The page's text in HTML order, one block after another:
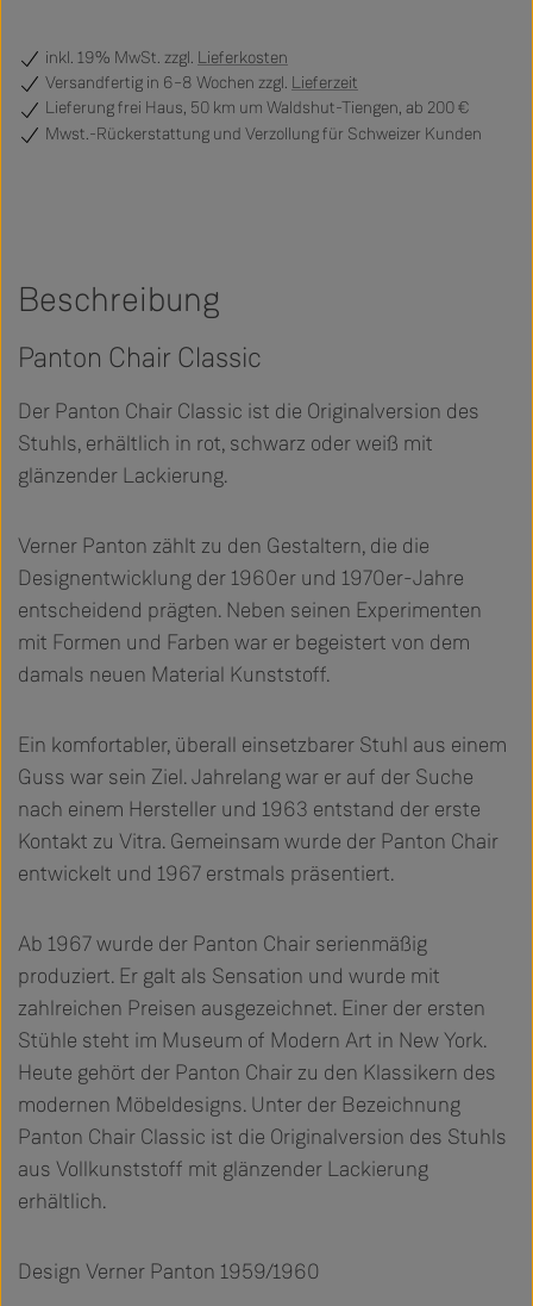
inkl. 19% MwSt. zzgl. Lieferkosten
Versandfertig in 6–8 Wochen zzgl. Lieferzeit
Lieferung frei Haus, 50 km um Waldshut-Tiengen, ab 200 €
Mwst.-Rückerstattung und Verzollung für Schweizer Kunden
Beschreibung
Panton Chair Classic
Der Panton Chair Classic ist die Originalversion des
Stuhls, erhältlich in rot, schwarz oder weiß mit
glänzender Lackierung.
Verner Panton zählt zu den Gestaltern, die die
Designentwicklung der 1960er und 1970er-Jahre
entscheidend prägten. Neben seinen Experimenten
mit Formen und Farben war er begeistert von dem
damals neuen Material Kunststoff.
Ein komfortabler, überall einsetzbarer Stuhl aus einem
Guss war sein Ziel. Jahrelang war er auf der Suche
nach einem Hersteller und 1963 entstand der erste
Kontakt zu Vitra. Gemeinsam wurde der Panton Chair
entwickelt und 1967 erstmals präsentiert.
Ab 1967 wurde der Panton Chair serienmäßig
produziert. Er galt als Sensation und wurde mit
zahlreichen Preisen ausgezeichnet. Einer der ersten
Stühle steht im Museum of Modern Art in New York.
Heute gehört der Panton Chair zu den Klassikern des
modernen Möbeldesigns. Unter der Bezeichnung
Panton Chair Classic ist die Originalversion des Stuhls
aus Vollkunststoff mit glänzender Lackierung
erhältlich.
Design Verner Panton 1959/1960